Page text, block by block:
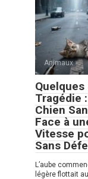
Animaux
Tragédie
Chien
Face à
Vitesse
Sans
L’aube
légère flottait